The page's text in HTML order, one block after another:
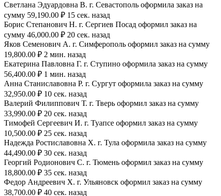
Светлана Эдуардовна В. г. Севастополь оформила заказ на
сумму 59,190.00 ₽ 15 сек. назад
Борис Степанович Н. г. Сергиев Посад оформил заказ на
сумму 46,000.00 ₽ 20 сек. назад
Яков Семенович А. г. Симферополь оформил заказ на сумму
19,800.00 ₽ 2 мин. назад
Екатерина Павловна Г. г. Ступино оформила заказ на сумму
56,400.00 ₽ 1 мин. назад
Анна Станиславовна Р. г. Сургут оформила заказ на сумму
32,950.00 ₽ 10 сек. назад
Валерий Филиппович Т. г. Тверь оформил заказ на сумму
33,990.00 ₽ 20 сек. назад
Тимофей Сергеевич И. г. Туапсе оформил заказ на сумму
10,500.00 ₽ 25 сек. назад
Надежда Ростиславовна Х. г. Тула оформила заказ на сумму
44,490.00 ₽ 30 сек. назад
Георгий Родионович С. г. Тюмень оформил заказ на сумму
18,800.00 ₽ 35 сек. назад
Федор Андреевич Х. г. Ульяновск оформил заказ на сумму
38,700.00 ₽ 40 сек. назад